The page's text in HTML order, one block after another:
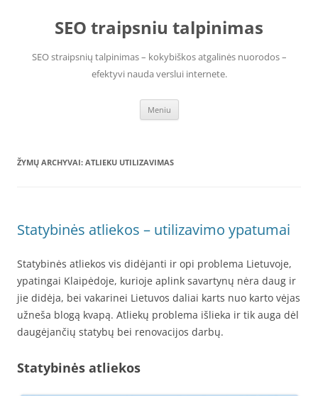
SEO traipsniu talpinimas
SEO straipsnių talpinimas – kokybiškos atgalinės nuorodos –
efektyvi nauda verslui internete.
Meniu
ŽYMŲ ARCHYVAI: ATLIEKU UTILIZAVIMAS
Statybinės atliekos – utilizavimo ypatumai
Statybinės atliekos vis didėjanti ir opi problema Lietuvoje,
ypatingai Klaipėdoje, kurioje aplink savartynų nėra daug ir
jie didėja, bei vakarinei Lietuvos daliai karts nuo karto vėjas
užneša blogą kvapą. Atliekų problema išlieka ir tik auga dėl
daugėjančių statybų bei renovacijos darbų.
Statybinės atliekos